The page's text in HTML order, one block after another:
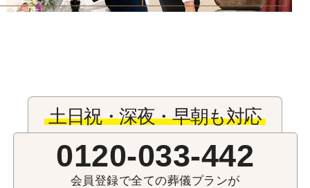
土日祝・深夜・早朝も対応
0120-033-442
会員登録で全ての葬儀プランが